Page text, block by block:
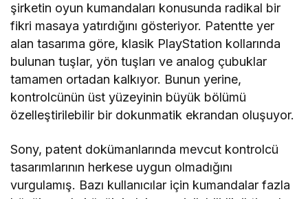
şirketin oyun kumandaları konusunda radikal bir
fikri masaya yatırdığını gösteriyor. Patentte yer
alan tasarıma göre, klasik PlayStation kollarında
bulunan tuşlar, yön tuşları ve analog çubuklar
tamamen ortadan kalkıyor. Bunun yerine,
kontrolcünün üst yüzeyinin büyük bölümü
özelleştirilebilir bir dokunmatik ekrandan oluşuyor.
Sony, patent dokümanlarında mevcut kontrolcü
tasarımlarının herkese uygun olmadığını
vurgulamış. Bazı kullanıcılar için kumandalar fazla